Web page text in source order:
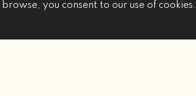
you consent to our use of cookies.